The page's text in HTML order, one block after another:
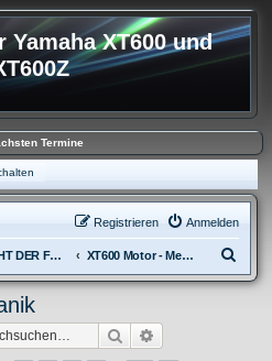
Yamaha XT600 und
Termine
Anmelden
Registrieren
- ÜBERSICHT DER FOREN XT600 XT600 Motor - Mechanik
u
Suche